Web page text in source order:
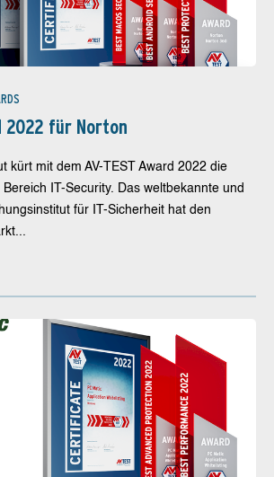
2022 für Norton
kürt mit dem AV-TEST Award 2022 die
IT-Security. Das weltbekannte und
für IT-Sicherheit hat den